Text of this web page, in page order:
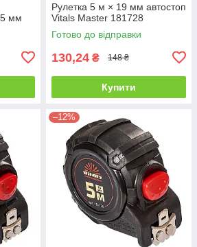
мм
Рулетка 5 м × 19 мм автостоп
Vitals Master 181728
Готово до відправки
130,24 ₴ 148 ₴
Купити
–12%